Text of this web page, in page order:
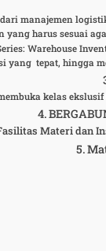
manajemen
yang harus sesuai
Warehouse
yang tepat, hingga
kelas
Materi dan